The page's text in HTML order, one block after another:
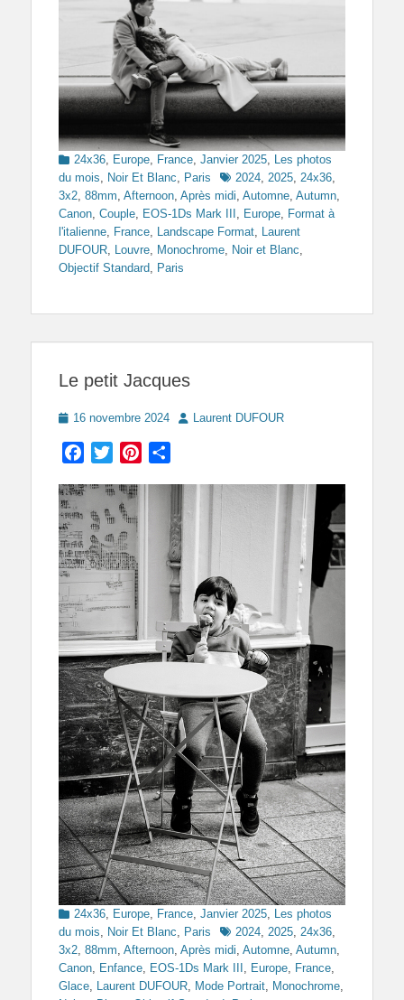
Categories
24x36, Europe, France, Janvier 2025, Les photos
du mois, Noir Et Blanc, Paris Tags2024, 2025, 24x36,
3x2, 88mm, Afternoon, Après midi, Automne, Autumn,
Canon, Couple, EOS-1Ds Mark III , Europe, Format à
l'italienne, France, Landscape Format, Laurent
DUFOUR, Louvre, Monochrome, Noir et Blanc,
Objectif Standard, Paris
Le petit Jacques
Posted
16 novembre 2024 AuthorLaurent DUFOUR
Facebook
TwitterPinterest
Categories
24x36, Europe, France, Janvier 2025, Les photos
du mois, Noir Et Blanc, Paris Tags2024, 2025, 24x36,
3x2, 88mm, Afternoon, Après midi, Automne, Autumn,
Canon, Enfance, EOS-1Ds Mark III , Europe, France,
Glace, Laurent DUFOUR, Mode Portrait, Monochrome,